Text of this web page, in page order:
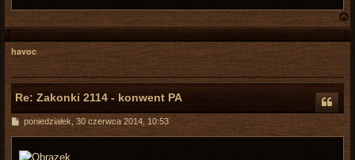
havoc
Re: Zakonki 2114 - konwent PA
P
t
poniedziałek, 30 czerwca 2014, 10:53